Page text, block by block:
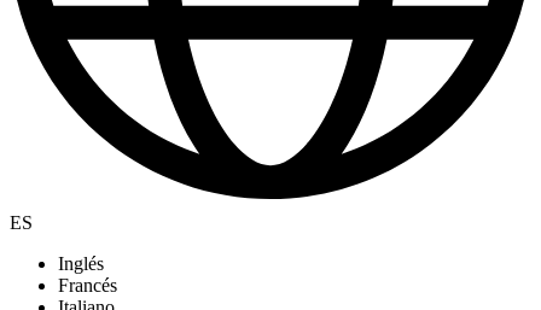
ES
Inglés
Francés